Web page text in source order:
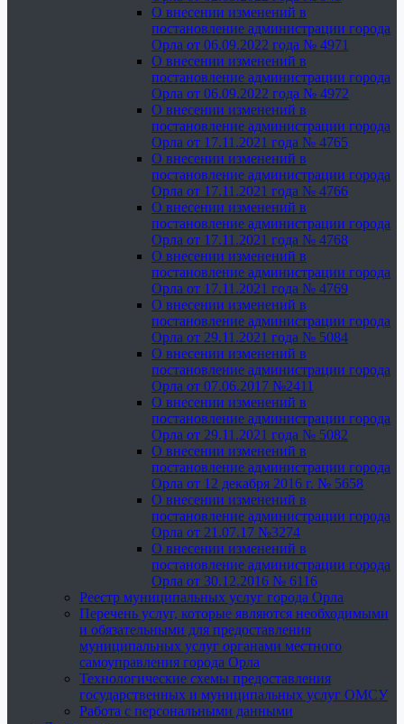
О внесении изменений в
постановление администрации города
Орла от 06.09.2022 года № 4971
О внесении изменений в
постановление администрации города
Орла от 06.09.2022 года № 4972
О внесении изменений в
постановление администрации города
Орла от 17.11.2021 года № 4765
О внесении изменений в
постановление администрации города
Орла от 17.11.2021 года № 4766
О внесении изменений в
постановление администрации города
Орла от 17.11.2021 года № 4768
О внесении изменений в
постановление администрации города
Орла от 17.11.2021 года № 4769
О внесении изменений в
постановление администрации города
Орла от 29.11.2021 года № 5084
О внесении изменений в
постановление администрации города
Орла от 07.06.2017 №2411
О внесении изменений в
постановление администрации города
Орла от 29.11.2021 года № 5082
О внесении изменений в
постановление администрации города
Орла от 12 декабря 2016 г. № 5658
О внесении изменений в
постановление администрации города
Орла от 21.07.17 №3274
О внесении изменений в
постановление администрации города
Орла от 30.12.2016 № 6116
Реестр муниципальных услуг города Орла
Перечень услуг, которые являются необходимыми
и обязательными для предоставления
муниципальных услуг органами местного
самоуправления города Орла
Технологические схемы предоставления
государственных и муниципальных услуг ОМСУ
Работа с персональными данными